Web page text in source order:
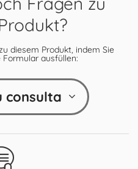
diesem Produkt, indem Sie
ausfüllen:
consulta